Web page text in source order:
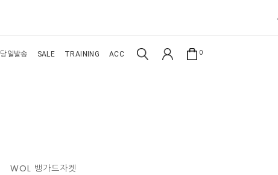
당일발송 SALE TRAINING ACC 0
WOL 뱅가드자켓